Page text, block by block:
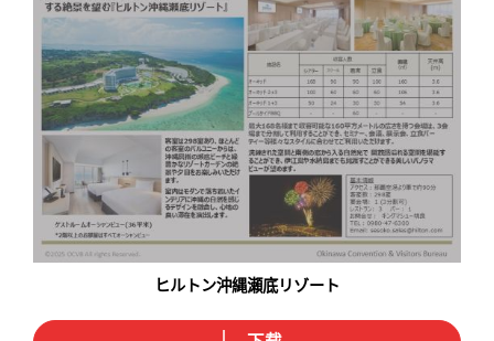
ヒルトン沖縄瀬底リゾート